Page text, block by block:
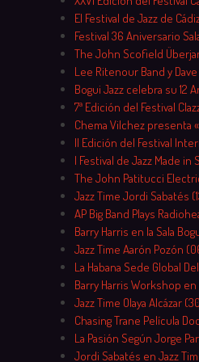
El Festival de Jazz de
Festival 36 Aniversario
The John Scofield
Lee Ritenour Band y
Bogui Jazz celebra su 12
7ª Edición del Festival
Chema Vilchez presenta
II Edición del Festival
I Festival de Jazz Made
The John Patitucci
Jazz Time Jordi Sabatés
AP Big Band Plays
Barry Harris en la Sala
Jazz Time Aarón Pozón
La Habana Sede Global
Barry Harris Workshop
Jazz Time Olaya Alcázar
Chasing Trane Película
La Pasión Según Jorge
Jordi Sabatés en Jazz